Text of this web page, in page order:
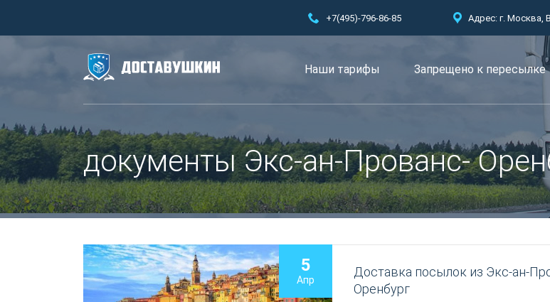
+7(495)-796-86-85 Адрес: г. Москва,
Наши тарифы Запрещено к пересылкe
документы Экс-ан-Прованс-
5
Апр
Доставка посылок из Экс-ан-
Оренбург